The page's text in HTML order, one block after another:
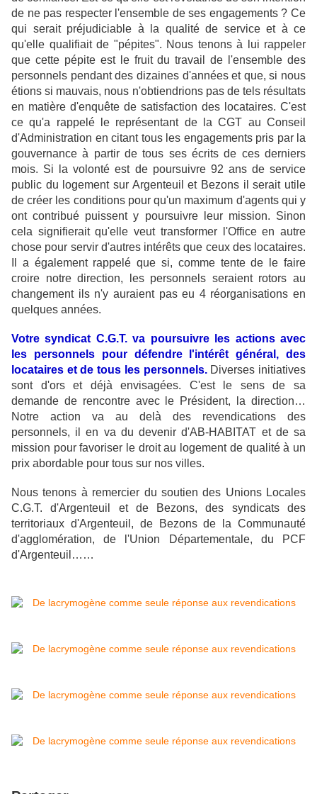
de ne pas respecter l'ensemble de ses engagements ? Ce
qui serait préjudiciable à la qualité de service et à ce
qu'elle qualifiait de "pépites". Nous tenons à lui rappeler
que cette pépite est le fruit du travail de l'ensemble des
personnels pendant des dizaines d'années et que, si nous
étions si mauvais, nous n'obtiendrions pas de tels résultats
en matière d'enquête de satisfaction des locataires. C'est
ce qu'a rappelé le représentant de la CGT au Conseil
d'Administration en citant tous les engagements pris par la
gouvernance à partir de tous ses écrits de ces derniers
mois. Si la volonté est de poursuivre 92 ans de service
public du logement sur Argenteuil et Bezons il serait utile
de créer les conditions pour qu'un maximum d'agents qui y
ont contribué puissent y poursuivre leur mission. Sinon
cela signifierait qu'elle veut transformer l'Office en autre
chose pour servir d'autres intérêts que ceux des locataires.
Il a également rappelé que si, comme tente de le faire
croire notre direction, les personnels seraient rotors au
changement ils n'y auraient pas eu 4 réorganisations en
quelques années.
Votre syndicat C.G.T. va poursuivre les actions avec
les personnels pour défendre l'intérêt général, des
locataires et de tous les personnels.Diverses initiatives
sont d'ors et déjà envisagées. C'est le sens de sa
demande de rencontre avec le Président, la direction…
Notre action va au delà des revendications des
personnels, il en va du devenir d'AB-HABITAT et de sa
mission pour favoriser le droit au logement de qualité à un
prix abordable pour tous sur nos villes.
Nous tenons à remercier du soutien des Unions Locales
C.G.T. d'Argenteuil et de Bezons, des syndicats des
territoriaux d'Argenteuil, de Bezons de la Communauté
d'agglomération, de l'Union Départementale, du PCF
d'Argenteuil……